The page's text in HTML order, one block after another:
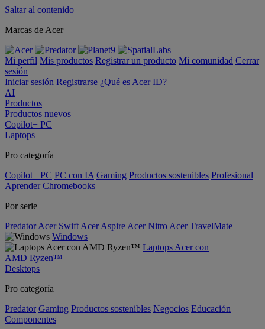
Saltar al contenido
Marcas de Acer
Mi perfil Mis productos Registrar un producto Mi comunidad Cerrar
sesión
Iniciar sesión Registrarse ¿Qué es Acer ID?
AI
Productos
Productos nuevos
Copilot+ PC
Laptops
Pro categoría
Copilot+ PC PC con IA Gaming Productos sostenibles Profesional
Aprender Chromebooks
Por serie
Predator Acer Swift Acer Aspire Acer Nitro Acer TravelMate
Windows
Laptops Acer con
AMD Ryzen™
Desktops
Pro categoría
Predator Gaming Productos sostenibles Negocios Educación
Componentes